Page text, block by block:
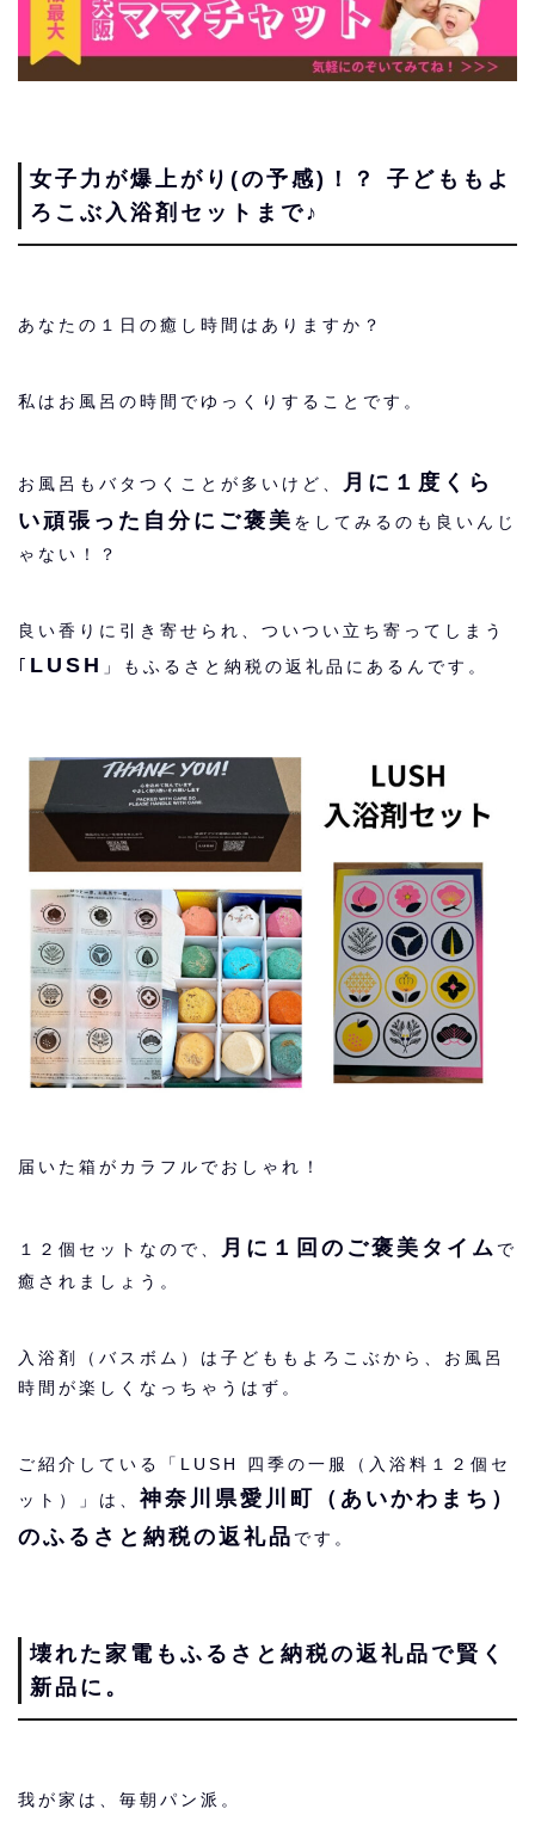
女子力が爆上がり(の予感)！？ 子どももよ
ろこぶ入浴剤セットまで♪
あなたの１日の癒し時間はありますか？
私はお風呂の時間でゆっくりすることです。
お風呂もバタつくことが多いけど、
月に１度くら
い頑張った自分にご褒美 をしてみるのも良いんじ
ゃない！？
良い香りに引き寄せられ、ついつい立ち寄ってしまう
LUSH 」もふるさと納税の返礼品にあるんです。
届いた箱がカラフルでおしゃれ！
１２個セットなので、 月に１回のご褒美タイム で
癒されましょう。
入浴剤（バスボム）は子どももよろこぶから、お風呂
時間が楽しくなっちゃうはず。
ご紹介している「LUSH 四季の一服（入浴料１２個セ
ット）」は、 神奈川県愛川町（あいかわまち）
のふるさと納税の返礼品 です。
壊れた家電もふるさと納税の返礼品で賢く
新品に。
我が家は、毎朝パン派。